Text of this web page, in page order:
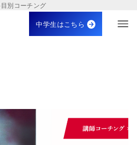
別コーチング
中学生はこちら